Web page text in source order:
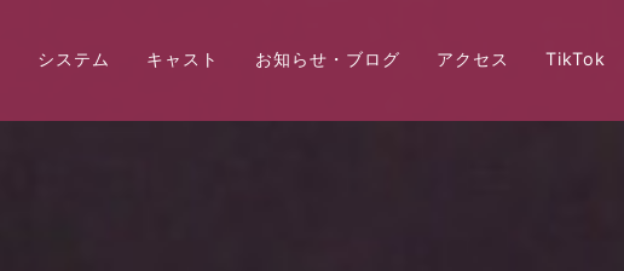
システム キャスト お知らせ・ブログ アクセス TikTok